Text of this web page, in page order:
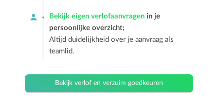
Bekijk eigen verlofaanvragen in je
persoonlijke overzicht;
Altijd duidelijkheid over je aanvraag als
teamlid.
Bekijk verlof en verzuim goedkeuren